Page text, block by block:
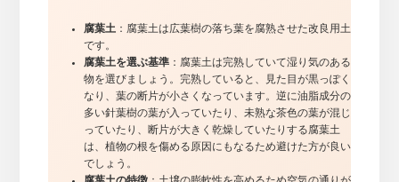
腐葉土 ：腐葉土は広葉樹の落ち葉を腐熟させた改良用土
です。
腐葉土を選ぶ基準：腐葉土は完熟していて湿り気のある
物を選びましょう。完熟していると、見た目が黒っぽく
なり、葉の断片が小さくなっています。逆に油脂成分の
多い針葉樹の葉が入っていたり、未熟な茶色の葉が混じ
っていたり、断片が大きく乾燥していたりする腐葉土
は、植物の根を傷める原因にもなるため避けた方が良い
でしょう。